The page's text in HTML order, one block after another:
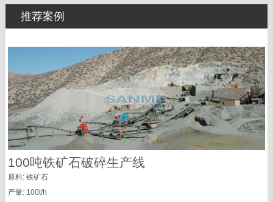
推荐案例
100吨铁矿石破碎生产线
原料: 铁矿石
产量: 100t/h